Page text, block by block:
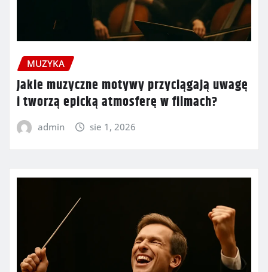
MUZYKA
Jakie muzyczne motywy przyciągają uwagę
i tworzą epicką atmosferę w filmach?
admin sie 1, 2026